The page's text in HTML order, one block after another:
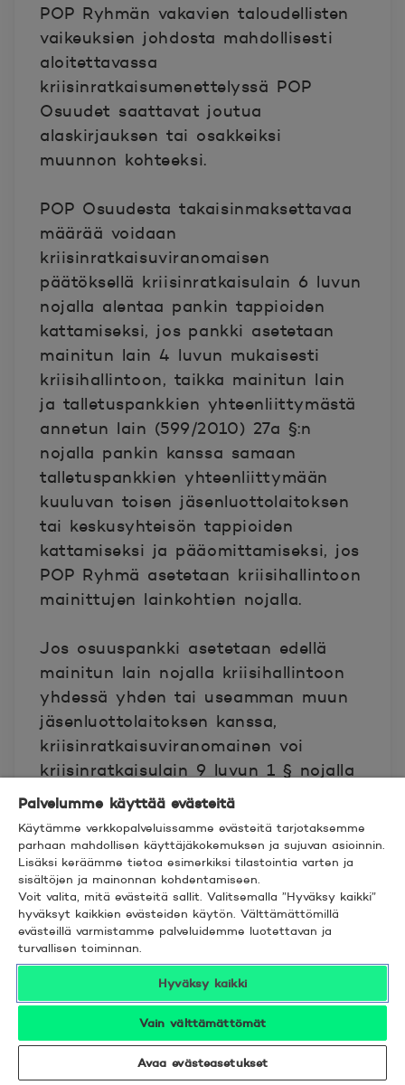
POP Ryhmän vakavien taloudellisten
vaikeuksien johdosta mahdollisesti
aloitettavassa
kriisinratkaisumenettelyssä POP
Osuudet saattavat joutua
alaskirjauksen tai osakkeiksi
muunnon kohteeksi.
POP Osuudesta takaisinmaksettavaa
määrää voidaan
kriisinratkaisuviranomaisen
päätöksellä kriisinratkaisulain 6 luvun
nojalla alentaa pankin tappioiden
kattamiseksi, jos pankki asetetaan
mainitun lain 4 luvun mukaisesti
kriisihallintoon, taikka mainitun lain
ja talletuspankkien yhteenliittymästä
annetun lain (599/2010) 27a §:n
nojalla pankin kanssa samaan
talletuspankkien yhteenliittymään
kuuluvan toisen jäsenluottolaitoksen
tai keskusyhteisön tappioiden
kattamiseksi ja pääomittamiseksi, jos
POP Ryhmä asetetaan kriisihallintoon
mainittujen lainkohtien nojalla.
Jos osuuspankki asetetaan edellä
mainitun lain nojalla kriisihallintoon
yhdessä yhden tai useamman muun
jäsenluottolaitoksen kanssa,
kriisinratkaisuviranomainen voi
kriisinratkaisulain 9 luvun 1 § nojalla
tehdä päätöksen yhden tai
useamman tällaisen muun
jäsenluottolaitoksen ja niiden
tytäryhtiöiden sulautumisesta
liikkeeseenlaskijan kanssa, jolloin POP
Osuus voidaan muuttaa
vastaanottavan luottolaitoksen
osakkeiksi tai osuuksiksi.
Kriisihallinnossa on mahdollista, että
nämä saadut uudet osakkeet tai
osuudet mitätöidään ja niiden arvo
kirjataan alas.
Palvelumme käyttää evästeitä
Käytämme verkkopalveluissamme evästeitä tarjotaksemme
parhaan mahdollisen käyttäjäkokemuksen ja sujuvan asioinnin.
Lisäksi keräämme tietoa esimerkiksi tilastointia varten ja
sisältöjen ja mainonnan kohdentamiseen.
Voit valita, mitä evästeitä sallit. Valitsemalla ”Hyväksy kaikki”
hyväksyt kaikkien evästeiden käytön. Välttämättömillä
evästeillä varmistamme palveluidemme luotettavan ja
turvallisen toiminnan.
Hyväksy kaikki
Vain välttämättömät
Avaa evästeasetukset